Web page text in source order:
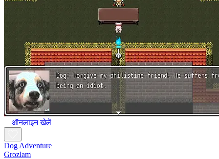
ऑनलाइन खेलें
Dog Adventure
Grozlam